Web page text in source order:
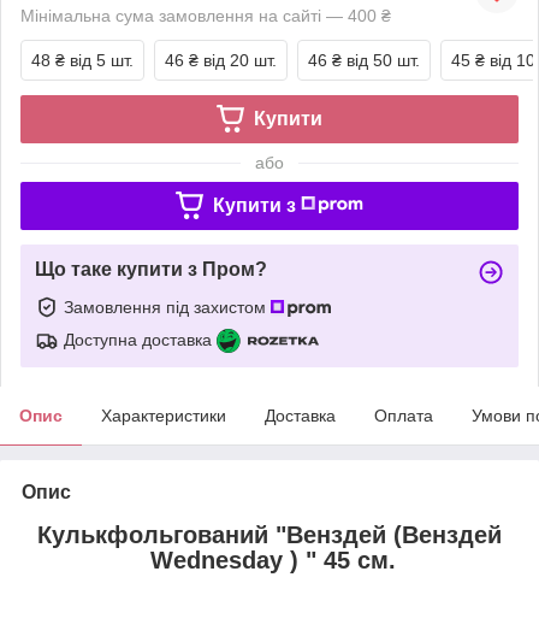
Мінімальна сума замовлення на сайті — 400 ₴
48 ₴ від 5 шт. 46 ₴ від 20 шт. 46 ₴ від 50 шт. 45 ₴ від
Купити
або
Купити з
Що таке купити з Пром?
Замовлення під захистом
Доступна доставка
Опис Характеристики Доставка Оплата Умови
Опис
Кулькфольгований "Венздей (Венздей
Wednesday ) " 45 см.